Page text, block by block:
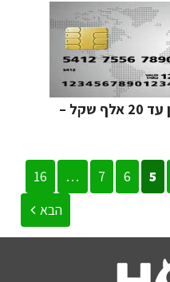
בנק הדואר – כרטיס נטען עד 20 אלף שקל –
5
6
7
…
16
הבא